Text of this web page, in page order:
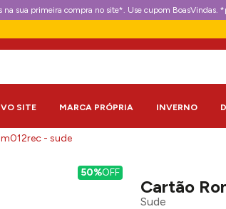
na sua primeira compra no site*. Use cupom BoasVindas.
SITE MARCA PRÓPRIA INVERNO
- sude
50%OFF
Cartão
Sude